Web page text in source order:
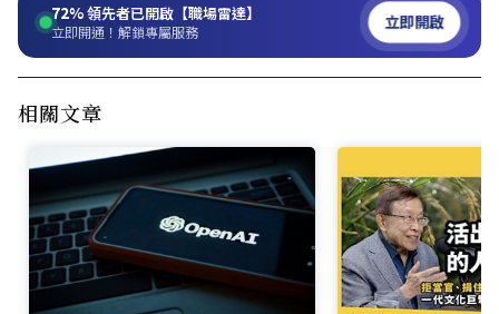
72%領先者已開啟【職場雷達】
立即開通！解鎖專屬服務 立即開啟
相關文章